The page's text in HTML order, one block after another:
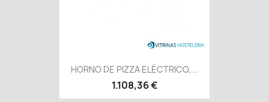
HORNO DE PIZZA ELÉCTRICO,...
1.108,36 €